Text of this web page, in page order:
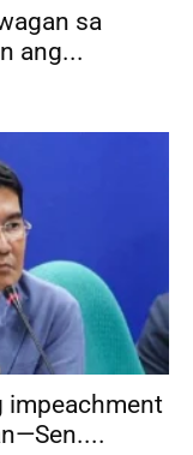
sa
ang...
impeachment